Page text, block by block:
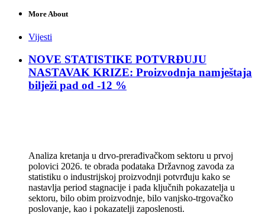
More About
Vijesti
NOVE STATISTIKE POTVRĐUJU
NASTAVAK KRIZE: Proizvodnja namještaja
bilježi pad od -12 %
Analiza kretanja u drvo-prerađivačkom sektoru u prvoj
polovici 2026. te obrada podataka Državnog zavoda za
statistiku o industrijskoj proizvodnji potvrđuju kako se
nastavlja period stagnacije i pada ključnih pokazatelja u
sektoru, bilo obim proizvodnje, bilo vanjsko-trgovačko
poslovanje, kao i pokazatelji zaposlenosti.